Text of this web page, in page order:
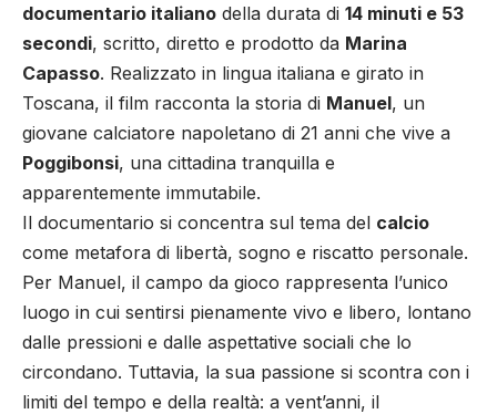
documentario italiano della durata di 14 minuti e 53
secondi, scritto, diretto e prodotto da Marina
Capasso. Realizzato in lingua italiana e girato in
Toscana, il film racconta la storia di Manuel, un
giovane calciatore napoletano di 21 anni che vive a
Poggibonsi, una cittadina tranquilla e
apparentemente immutabile.
Il documentario si concentra sul tema del calcio
come metafora di libertà, sogno e riscatto personale.
Per Manuel, il campo da gioco rappresenta l’unico
luogo in cui sentirsi pienamente vivo e libero, lontano
dalle pressioni e dalle aspettative sociali che lo
circondano. Tuttavia, la sua passione si scontra con i
limiti del tempo e della realtà: a vent’anni, il